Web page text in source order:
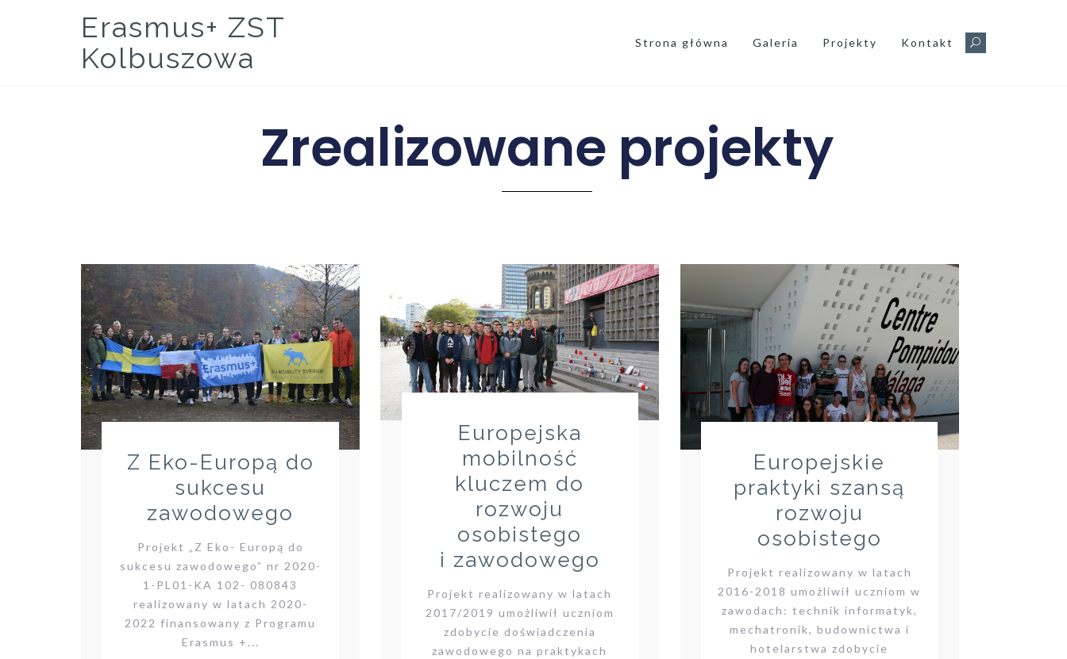
Erasmus+ ZST
Kolbuszowa
Strona główna Galeria Projekty Kontakt
Zrealizowane projekty
Z Eko-Europą do
sukcesu
zawodowego
Projekt „Z Eko- Europą do
sukcesu zawodowego” nr 2020-
1-PL01-KA 102- 080843
realizowany w latach 2020-
2022 finansowany z Programu
Erasmus +...
Europejska
mobilność
kluczem do
rozwoju
osobistego
i zawodowego
Projekt realizowany w latach
2017/2019 umożliwił uczniom
zdobycie doświadczenia
zawodowego na praktykach
Europejskie
praktyki szansą
rozwoju
osobistego
Projekt realizowany w latach
2016-2018 umożliwił uczniom w
zawodach: technik informatyk,
mechatronik, budownictwa i
hotelarstwa zdobycie